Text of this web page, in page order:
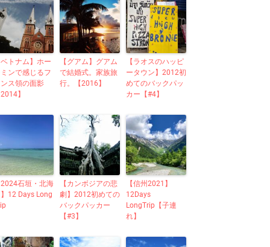
トナム】ホー
ンで感じるフ
ス領の面影
】
【グアム】グアム
で結婚式。家族旅
行。【2016】
【ラオスのハッピ
ータウン】2012初
めてのバックパッ
カー【#4】
石垣・北海
12 Days Long
【カンボジアの悲
劇】2012初めての
バックパッカー
【#3】
【信州2021】
12Days
LongTrip【子連
れ】